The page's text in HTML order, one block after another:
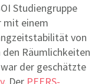
Studiengruppe
mit einem
von
Räumlichkeiten
der geschätzte